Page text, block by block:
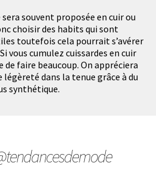
souvent proposée en cuir ou
choisir des habits qui sont
toutefois cela pourrait s’avérer
vous cumulez cuissardes en cuir
de faire beaucoup. On appréciera
légèreté dans la tenue grâce à du
synthétique.